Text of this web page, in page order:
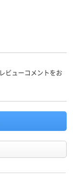
60
ビューコメントをお